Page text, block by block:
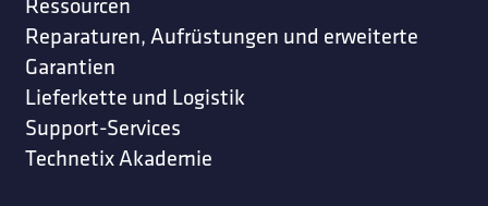
Reparaturen, Aufrüstungen und erweiterte
Garantien
Lieferkette und Logistik
Support-Services
Technetix Akademie